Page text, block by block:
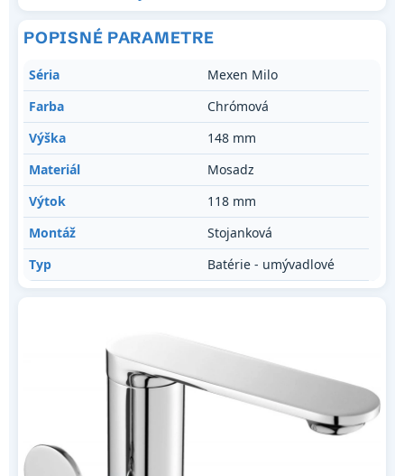
POPISNÉ PARAMETRE
Séria
Mexen Milo
Farba
Chrómová
Výška
148 mm
Materiál
Mosadz
Výtok
118 mm
Montáž
Stojanková
Typ
Batérie - umývadlové